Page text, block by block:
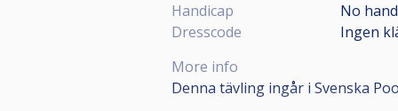
Handicap
No
Dresscode
Ingen
More info
Denna tävling ingår i Svenska